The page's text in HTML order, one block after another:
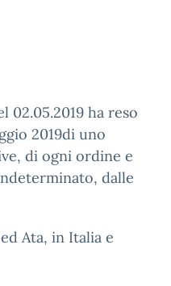
02.05.2019 ha reso
2019di uno
di ogni ordine e
dalle
Ata, in Italia e